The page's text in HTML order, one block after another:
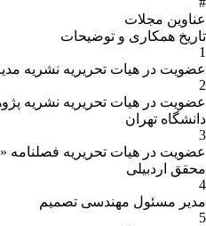
عناوین مجلات
تاریخ همکارى و توضیحات
1
عضویت در هیات تحریریه نشریه
2
عضویت در هیات تحریریه نشریه
دانشگاه تهران
3
عضویت در هیات تحریریه فصلنامه
محقق اردبیلی
4
مدیر مسئول مهندسی تصمیم
5